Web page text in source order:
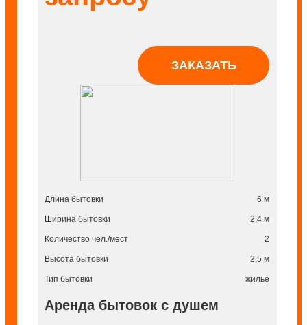
ЗАКАЗАТЬ
Длина бытовки 6 м
Ширина бытовки 2,4 м
Количество чел./мест 2
Высота бытовки 2,5 м
Тип бытовки жилье
Аренда бытовок с душем